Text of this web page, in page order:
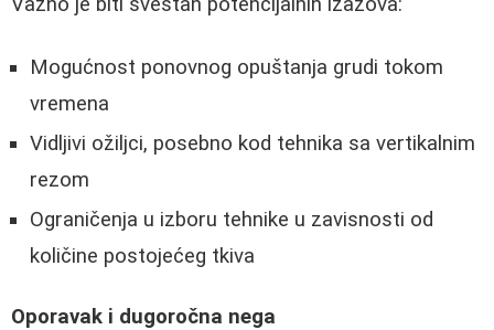
Mogućnost ponovnog opuštanja grudi tokom
vremena
Vidljivi ožiljci, posebno kod tehnika sa vertikalnim
rezom
Ograničenja u izboru tehnike u zavisnosti od
količine postojećeg tkiva
Oporavak i dugoročna nega